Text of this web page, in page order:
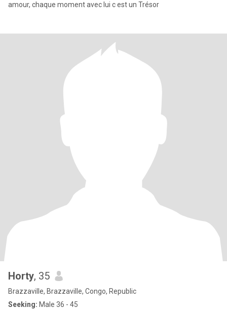
amour, chaque moment avec lui c est un Trésor
Horty, 35
Brazzaville, Brazzaville, Congo, Republic
Seeking: Male 36 - 45